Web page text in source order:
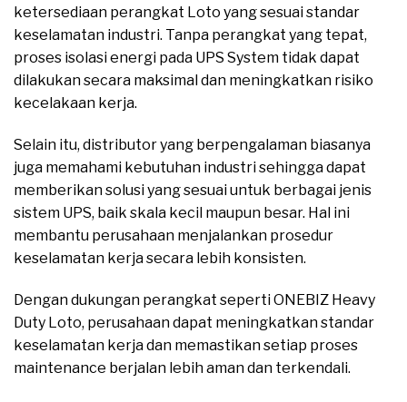
ketersediaan perangkat Loto yang sesuai standar
keselamatan industri. Tanpa perangkat yang tepat,
proses isolasi energi pada UPS System tidak dapat
dilakukan secara maksimal dan meningkatkan risiko
kecelakaan kerja.
Selain itu, distributor yang berpengalaman biasanya
juga memahami kebutuhan industri sehingga dapat
memberikan solusi yang sesuai untuk berbagai jenis
sistem UPS, baik skala kecil maupun besar. Hal ini
membantu perusahaan menjalankan prosedur
keselamatan kerja secara lebih konsisten.
Dengan dukungan perangkat seperti ONEBIZ Heavy
Duty Loto, perusahaan dapat meningkatkan standar
keselamatan kerja dan memastikan setiap proses
maintenance berjalan lebih aman dan terkendali.